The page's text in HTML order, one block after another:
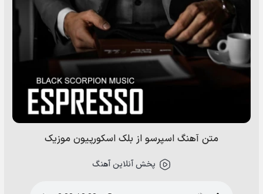
متن آهنگ اسپرسو از بلک اسکورپیون موزیک
پخش آنلاین آهنگ